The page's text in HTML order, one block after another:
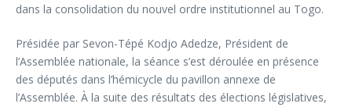
dans la consolidation du nouvel ordre institutionnel au Togo.
Présidée par Sevon-Tépé Kodjo Adedze, Président de
l’Assemblée nationale, la séance s’est déroulée en présence
des députés dans l’hémicycle du pavillon annexe de
l’Assemblée. À la suite des résultats des élections législatives,